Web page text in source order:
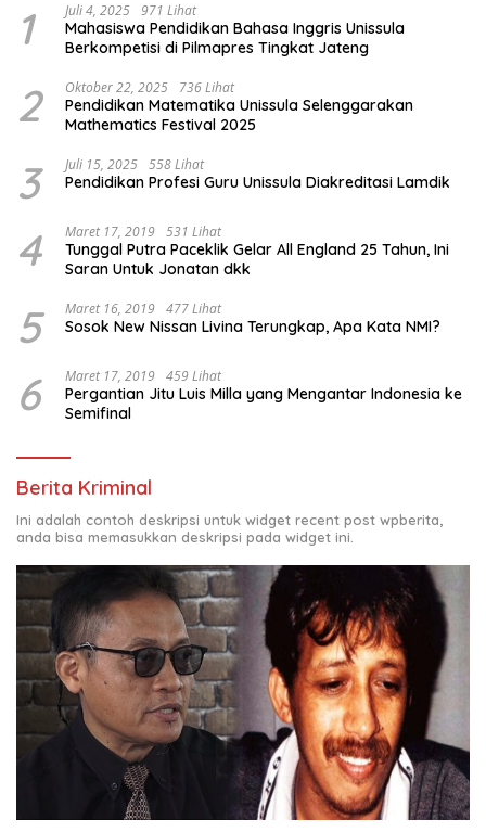
1 Juli 4, 2025 971 Lihat
Mahasiswa Pendidikan Bahasa Inggris Unissula
Berkompetisi di Pilmapres Tingkat Jateng
2 Oktober 22, 2025 736 Lihat
Pendidikan Matematika Unissula Selenggarakan
Mathematics Festival 2025
3 Juli 15, 2025 558 Lihat
Pendidikan Profesi Guru Unissula Diakreditasi Lamdik
4 Maret 17, 2019 531 Lihat
Tunggal Putra Paceklik Gelar All England 25 Tahun, Ini
Saran Untuk Jonatan dkk
5 Maret 16, 2019 477 Lihat
Sosok New Nissan Livina Terungkap, Apa Kata NMI?
6 Maret 17, 2019 459 Lihat
Pergantian Jitu Luis Milla yang Mengantar Indonesia ke
Semifinal
Berita Kriminal
Ini adalah contoh deskripsi untuk widget recent post wpberita,
anda bisa memasukkan deskripsi pada widget ini.